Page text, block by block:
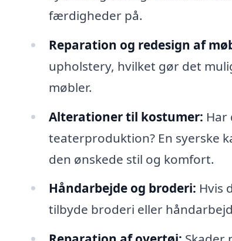
færdigheder på.
Reparation og redesign af
upholstery, hvilket gør det
møbler.
Alterationer til kostumer: Har
teaterproduktion? En syerske
den ønskede stil og komfort.
Håndarbejde og broderi: Hvis
tilbyde broderi eller